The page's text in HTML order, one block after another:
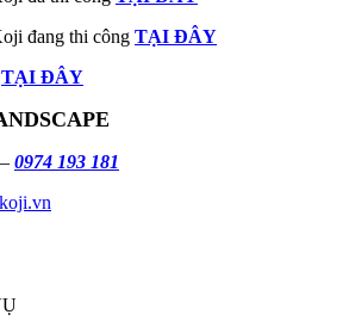
đang thi công TẠI ĐÂY
TẠI ĐÂY
– 0974 193 181